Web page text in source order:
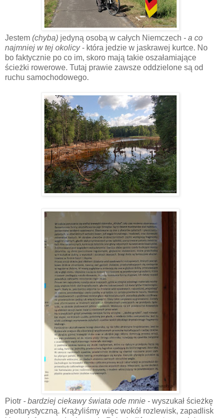
Jestem (chyba) jedyną osobą w całych Niemczech - a co
najmniej w tej okolicy - która jedzie w jaskrawej kurtce. No
bo faktycznie po co im, skoro mają takie oszałamiające
ścieżki rowerowe. Tutaj prawie zawsze oddzielone są od
ruchu samochodowego.
Piotr - bardziej ciekawy świata ode mnie - wyszukał ścieżkę
geoturystyczną. Krążyliśmy więc wokół rozlewisk, zapadlisk